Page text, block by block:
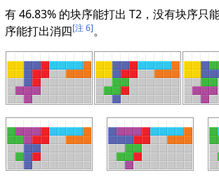
有 46.83% 的块序能打出 T2，没有块序只
序能打出消四[注 6]。